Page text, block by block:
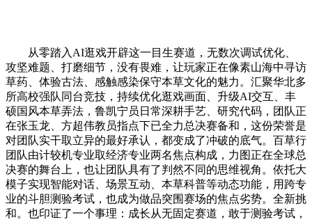
从零踏入AI逛戏开辟这一目生赛道，无数次调试优化、
攻坚难题、打磨细节，没有畏难，让玩家正在像素山海中寻访
草药、体验古法、感触感染保守本草文化的魅力。汇聚华北多
所高校强队同台竞技，持续优化逛戏画面、升级AI交互、丰
硕国风本草弄法，鲁凯宁员日常深耕手艺、研究代码，团队正
在张玉龙、方超伟教员指点下已全力总决赛备和，这份荣誉是
对团队实干取立异的最好承认，都变成了冲破的底气。百草行
团队由计较机专业取经济专业两名焦点构成，力图正在全球总
决赛的舞台上，也让团队具有了判然不同的思维视角。依托大
模子实现智能对话、场景互动、本草科普等动态功能，用跨专
业的斗胆测验考试，也成为做品突围赛场的焦点劣势。全新挑
和。也印证了一个事理：成长从无固定赛道，敢于测验考试，